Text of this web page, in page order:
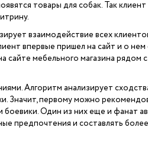
товары для собак. Так
взаимодействие всех
впервые пришел на сайт и о
сайте мебельного магазина
Алгоритм анализирует
Значит, первому можно
боевики. Один из них еще и
предпочтения и составлять